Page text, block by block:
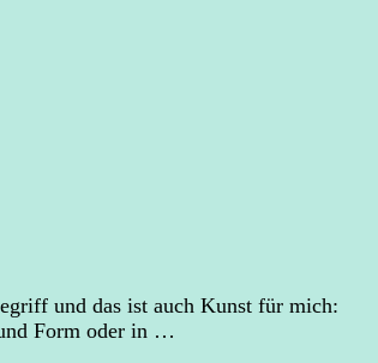
und das ist auch Kunst für mich:
Form oder in …